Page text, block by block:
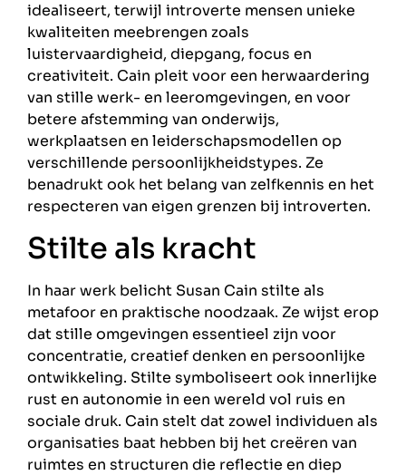
idealiseert, terwijl introverte mensen unieke
kwaliteiten meebrengen zoals
luistervaardigheid, diepgang, focus en
creativiteit. Cain pleit voor een herwaardering
van stille werk- en leeromgevingen, en voor
betere afstemming van onderwijs,
werkplaatsen en leiderschapsmodellen op
verschillende persoonlijkheidstypes. Ze
benadrukt ook het belang van zelfkennis en het
respecteren van eigen grenzen bij introverten.
Stilte als kracht
In haar werk belicht Susan Cain stilte als
metafoor en praktische noodzaak. Ze wijst erop
dat stille omgevingen essentieel zijn voor
concentratie, creatief denken en persoonlijke
ontwikkeling. Stilte symboliseert ook innerlijke
rust en autonomie in een wereld vol ruis en
sociale druk. Cain stelt dat zowel individuen als
organisaties baat hebben bij het creëren van
ruimtes en structuren die reflectie en diep